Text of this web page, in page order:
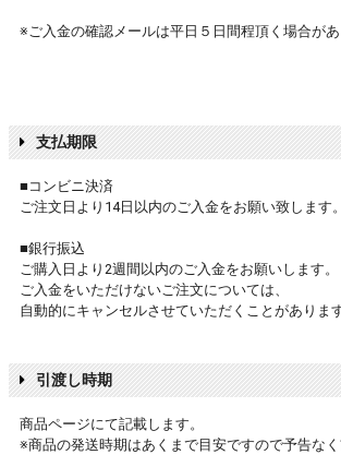
※ご入金の確認メールは平日５日間程頂く場合があ
支払期限
■コンビニ決済
ご注文日より14日以内のご入金をお願い致します。
■銀行振込
ご購入日より2週間以内のご入金をお願いします。
ご入金をいただけないご注文については、
自動的にキャンセルさせていただくことがあります
引渡し時期
商品ページにて記載します。
※商品の発送時期はあくまで目安ですので予告な